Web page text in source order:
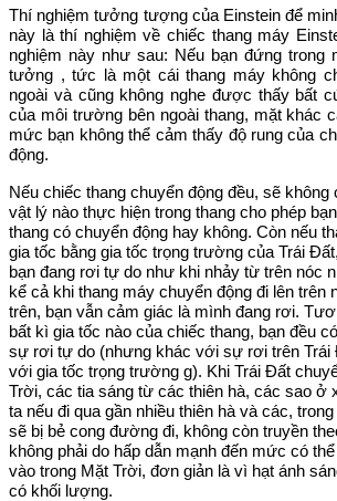
Thí nghiệm tưởng tượng của Einstein để
này là thí nghiệm về chiếc thang máy
nghiệm này như sau: Nếu bạn đứng trong
tưởng , tức là một cái thang máy không
ngoài và cũng không nghe được thấy bất
của môi trường bên ngoài thang, mặt khác
mức bạn không thể cảm thấy độ rung của
động.
Nếu chiếc thang chuyển động đều, sẽ không
vật lý nào thực hiện trong thang cho phép
thang có chuyển động hay không. Còn nếu
gia tốc bằng gia tốc trọng trường của Trái
bạn đang rơi tự do như khi nhảy từ trên nóc
kể cả khi thang máy chuyển động đi lên trên
trên, bạn vẫn cảm giác là mình đang rơi.
bất kì gia tốc nào của chiếc thang, bạn đều
sự rơi tự do (nhưng khác với sự rơi trên Trái
với gia tốc trọng trường g). Khi Trái Đất
Trời, các tia sáng từ các thiên hà, các sao ở
ta nếu đi qua gần nhiều thiên hà và các,
sẽ bị bẻ cong đường đi, không còn truyền
không phải do hấp dẫn mạnh đến mức có
vào trong Mặt Trời, đơn giản là vì hạt ánh
có khối lượng.